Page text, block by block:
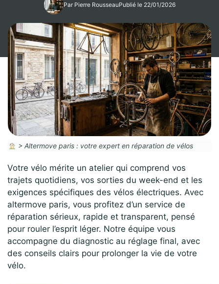
Par Pierre RousseauPublié le 22/01/2026
> Altermove paris : votre expert en réparation de vélos
Votre vélo mérite un atelier qui comprend vos
trajets quotidiens, vos sorties du week-end et les
exigences spécifiques des vélos électriques. Avec
altermove paris, vous profitez d’un service de
réparation sérieux, rapide et transparent, pensé
pour rouler l’esprit léger. Notre équipe vous
accompagne du diagnostic au réglage final, avec
des conseils clairs pour prolonger la vie de votre
vélo.